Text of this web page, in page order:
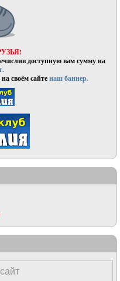
доступную вам сумму на
своём сайтенаш баннер.